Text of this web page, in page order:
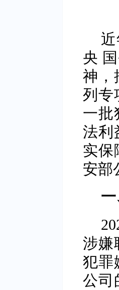
央
神，
列专
一批
法利
实保
安部
涉嫌
犯罪
公司